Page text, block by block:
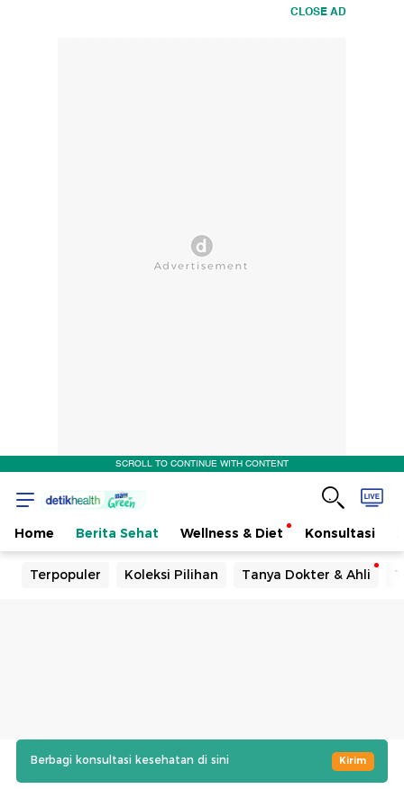
CLOSE AD
SCROLL TO CONTINUE WITH CONTENT
Home Berita Sehat Wellness & Diet Konsultasi
Terpopuler Koleksi Pilihan Tanya Dokter & Ahli
Berbagi konsultasi kesehatan di sini Kirim